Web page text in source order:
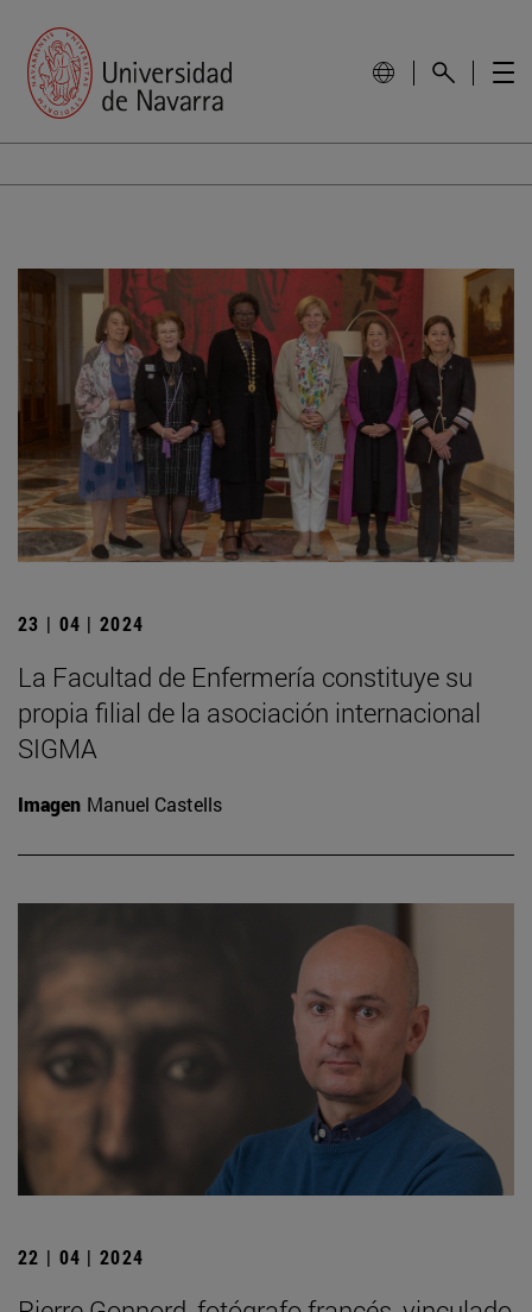
23 | 04 | 2024
La Facultad de Enfermería constituye su
propia filial de la asociación internacional
SIGMA
Imagen Manuel Castells
22 | 04 | 2024